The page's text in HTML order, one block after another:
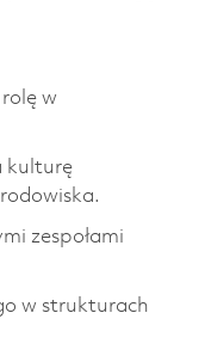
w
kulturę
zespołami
w strukturach